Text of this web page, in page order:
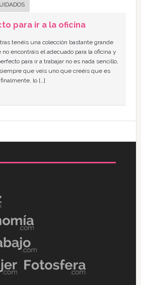
para ir a la oficina
tenéis una colección bastante grande
encontráis el adecuado para la oficina y
para ir a trabajar no es nada sencillo,
que veis uno que creéis que es
lo […]